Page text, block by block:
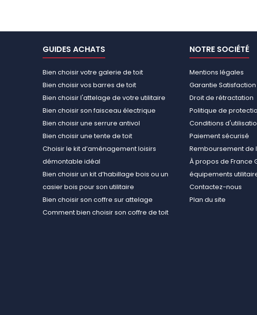
GUIDES ACHATS
Bien choisir votre galerie de toit
Bien choisir vos barres de toit
Bien choisir l'attelage de votre utilitaire
Bien choisir son faisceau électrique
Bien choisir une serrure antivol
Bien choisir une tente de toit
Choisir le kit d’aménagement loisirs
démontable idéal
Bien choisir un kit d’habillage bois ou un
casier bois pour son utilitaire
Bien choisir son coffre sur attelage
Comment bien choisir son coffre de toit
NOTRE SOCIÉTÉ
Mentions légales
Garantie Satisfaction
Droit de rétractation
Politique de
Conditions
Paiement sécurisé
Remboursement de
À propos de France
équipements
Contactez-nous
Plan du site